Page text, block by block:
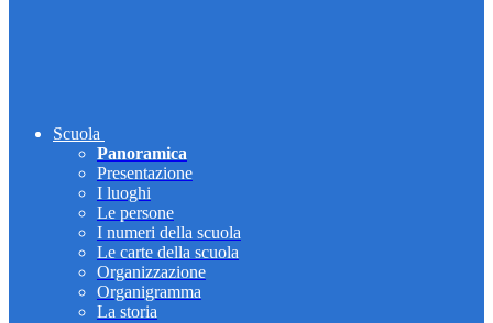
Scuola
Panoramica
Presentazione
I luoghi
Le persone
I numeri della scuola
Le carte della scuola
Organizzazione
Organigramma
La storia